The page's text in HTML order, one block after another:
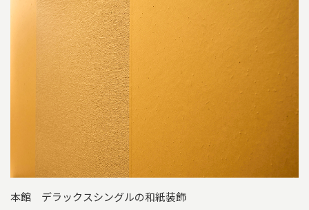
本館 デラックスシングルの和紙装飾